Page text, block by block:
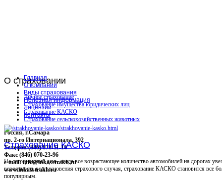
О страховании
Личное страхование
Страхование имущества юридических лиц
Страхование КАСКО
Страхование сельскохозяйственных животных
Россия, г.Самара
пр. 2-го Интернационала, 392
Телефон (846) 070-11-14
Факс (846) 070-23-96
e-mail: info@inkasstrakh.ru
www.inkasstrakh.ru
Главная
О компании
Виды страхования
Полезная информация
Лицензии
Контакты
Страхование КАСКО
На сегодняшний день, когда все возрастающее количество автомобилей на дорогах
вероятность возникновения страхового случая, страхование КАСКО становится все
популярным.